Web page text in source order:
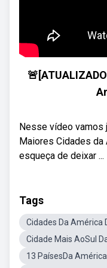
Nesse vídeo vamos
Maiores Cidades da
esqueça de deixar ...
Tags
Cidades Da América
Cidade Mais AoSul
13 PaísesDa América